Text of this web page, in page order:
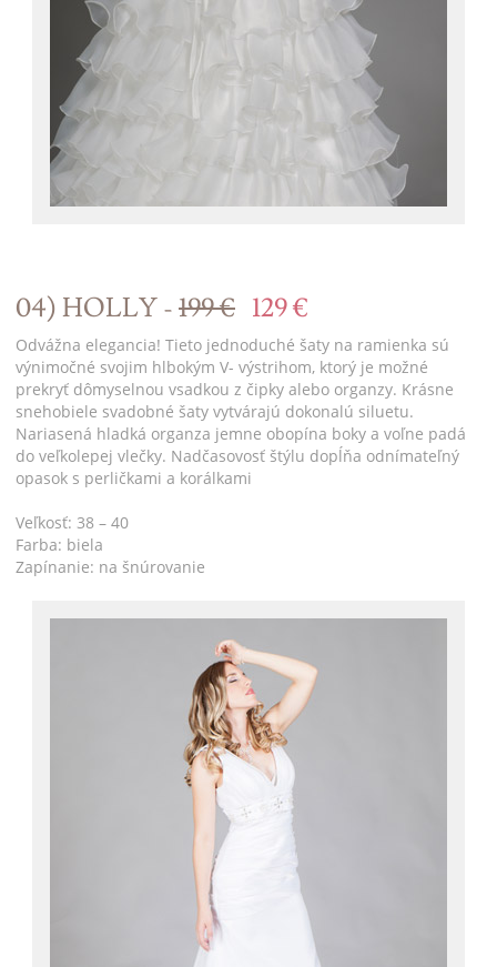
04) HOLLY -199 € 129 €
Odvážna elegancia! Tieto jednoduché šaty na ramienka sú
výnimočné svojim hlbokým V- výstrihom, ktorý je možné
prekryť dômyselnou vsadkou z čipky alebo organzy. Krásne
snehobiele svadobné šaty vytvárajú dokonalú siluetu.
Nariasená hladká organza jemne obopína boky a voľne padá
do veľkolepej vlečky. Nadčasovosť štýlu dopĺňa odnímateľný
opasok s perličkami a korálkami
Veľkosť: 38 – 40
Farba: biela
Zapínanie: na šnúrovanie